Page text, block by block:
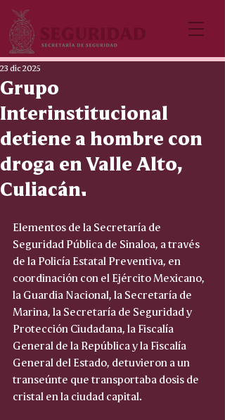
Grupo
Interinstitucional
detiene a hombre con
droga en Valle Alto,
Culiacán.
23 dic 2025
Elementos de la Secretaría de
Seguridad Pública de Sinaloa, a través
de la Policía Estatal Preventiva, en
coordinación con el Ejército Mexicano,
la Guardia Nacional, la Secretaría de
Marina, la Secretaría de Seguridad y
Protección Ciudadana, la Fiscalía
General de la República y la Fiscalía
General del Estado, detuvieron a un
transeúnte que transportaba dosis de
cristal en la ciudad capital.